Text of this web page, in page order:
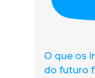
O que os
do futuro